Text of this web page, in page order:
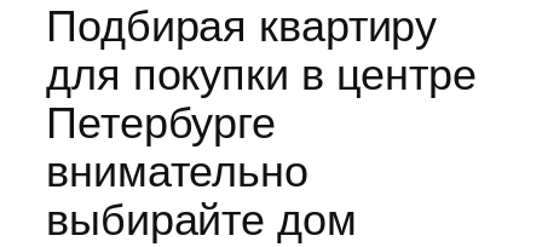
Подбирая квартиру
для покупки в центре
Петербурге
внимательно
выбирайте дом